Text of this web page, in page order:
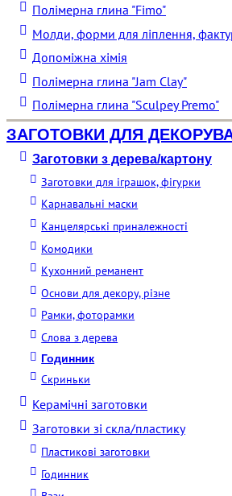
Полімерна глина "Fimo"
Молди, форми для ліплення,
Допоміжна хімія
Полімерна глина "Jam Clay"
Полімерна глина "Sculpey Premo"
ЗАГОТОВКИ ДЛЯ
Заготовки з дерева/картону
Заготовки для іграшок, фігурки
Карнавальні маски
Канцелярські приналежності
Комодики
Кухонний реманент
Основи для декору, різне
Рамки, фоторамки
Слова з дерева
Годинник
Скриньки
Керамічні заготовки
Заготовки зі скла/пластику
Пластикові заготовки
Годинник